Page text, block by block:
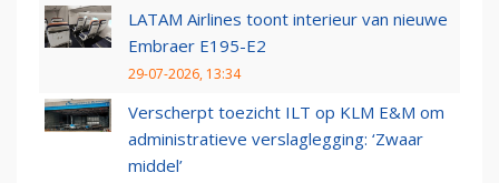
LATAM Airlines toont interieur van nieuwe
Embraer E195-E2
29-07-2026, 13:34
Verscherpt toezicht ILT op KLM E&M om
administratieve verslaglegging: ‘Zwaar
middel’